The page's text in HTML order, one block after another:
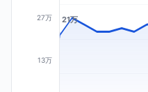
27万
13万
21万